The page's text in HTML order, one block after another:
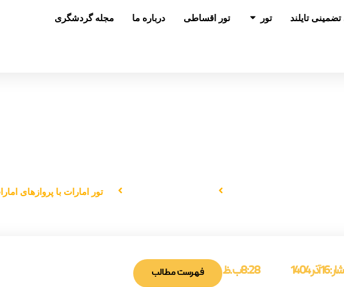
تایلند تور باز کردن در تور
تور اقساطی درباره ما
مجله گردشگری
تور امارات با پروازهای
:16 آذر 1404 8:28 ب.ظ فهرست مطالب